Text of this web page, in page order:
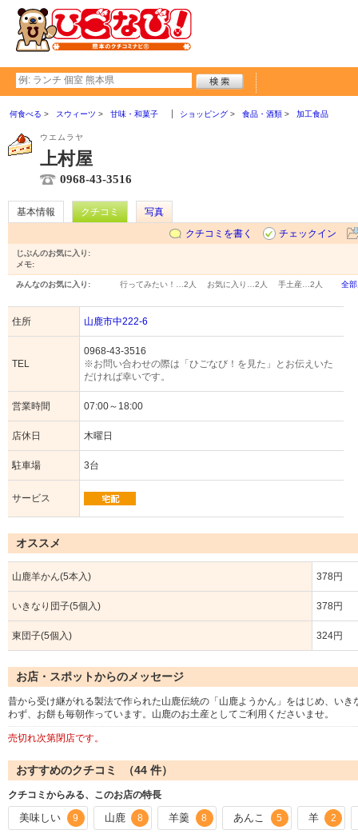
何食べる スウィーツ 甘味・和菓子 ショッピング 食品・酒類 加工食品
ウエムラヤ
上村屋
0968-43-3516
基本情報 クチコミ
写真
クチコミを書く
チェックイン
じぶんのお気に入り:
メモ:
みんなのお気に入り: 行ってみたい！… 2人 お気に入り… 2人 手土産… 2人 全
住所 山鹿市中222-6
TEL
0968-43-3516
※お問い合わせの際は「ひごなび！を見た」とお伝えいた
だければ幸いです。
営業時間 07:00～18:00
店休日 木曜日
駐車場 3台
サービス
オススメ
山鹿羊かん(5本入) 378円
いきなり団子(5個入) 378円
東団子(5個入) 324円
お店・スポットからのメッセージ
昔から受け継がれる製法で作られた山鹿伝統の「山鹿ようかん」をはじめ、い
わず、お餅も毎朝作っています。山鹿のお土産としてご利用くださいませ。
売切れ次第閉店です。
おすすめのクチコミ （44 件）
クチコミからみる、このお店の特長
美味しい 9 山鹿 8 羊羹 8 あんこ 5 羊 2